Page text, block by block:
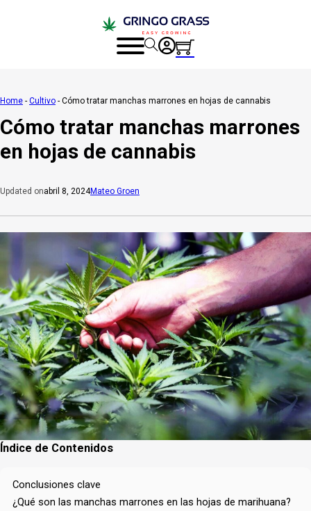
Home - Cultivo - Cómo tratar manchas marrones en hojas de cannabis
Cómo tratar manchas marrones
en hojas de cannabis
Updated onabril 8, 2024Mateo Groen
Índice de Contenidos
Conclusiones clave
¿Qué son las manchas marrones en las hojas de marihuana?